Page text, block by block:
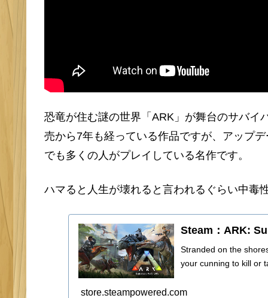
恐竜が住む謎の世界「ARK」が舞台のサバイ
売から7年も経っている作品ですが、アップ
でも多くの人がプレイしている名作です。
ハマると人生が壊れると言われるぐらい中毒
Steam：ARK:
Stranded on the
your cunning to kill or
store.steampowered.com